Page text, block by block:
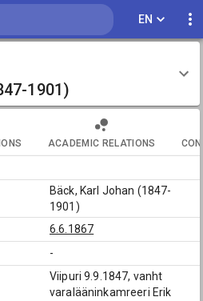
EN
1901)
ACADEMIC RELATIONS
Bäck, Karl Johan (1847-
1901)
6.6.1867
-
Viipuri 9.9.1847, vanht
varalääninkamreeri Erik